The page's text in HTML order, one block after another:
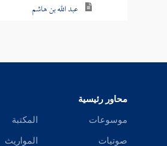
عبد الله بن هاشم
أحمد بن بديل
محاور رئيسية
موسوعات
صوتيات
المكتبة
المواريث